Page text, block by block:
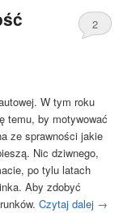
2
W tym roku
temu, by motywować
ze sprawności jakie
Nic dziwnego,
po tylu latach
Aby zdobyć
Czytaj dalej →